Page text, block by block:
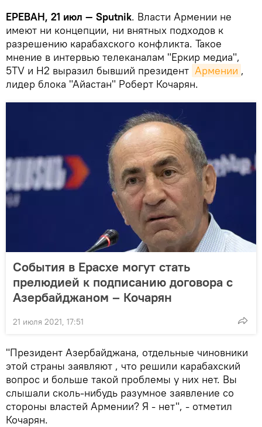
ЕРЕВАН, 21 июл — Sputnik. Власти Армении не
имеют ни концепции, ни внятных подходов к
разрешению карабахского конфликта. Такое
мнение в интервью телеканалам "Еркир медиа",
5TV и H2 выразил бывший президент Армении ,
лидер блока "Айастан" Роберт Кочарян.
События в Ерасхе могут стать
прелюдией к подписанию договора с
Азербайджаном – Кочарян
21 июля 2021, 17:51
"Президент Азербайджана, отдельные чиновники
этой страны заявляют , что решили карабахский
вопрос и больше такой проблемы у них нет. Вы
слышали сколь-нибудь разумное заявление со
стороны властей Армении? Я - нет", - отметил
Кочарян.